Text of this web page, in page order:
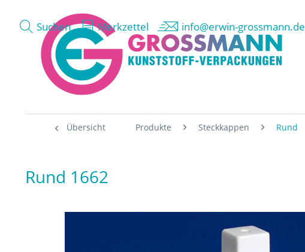
Suchen Merkzettel info@erwin-grossmann.de
Übersicht Produkte Steckkappen Rund
Rund 1662